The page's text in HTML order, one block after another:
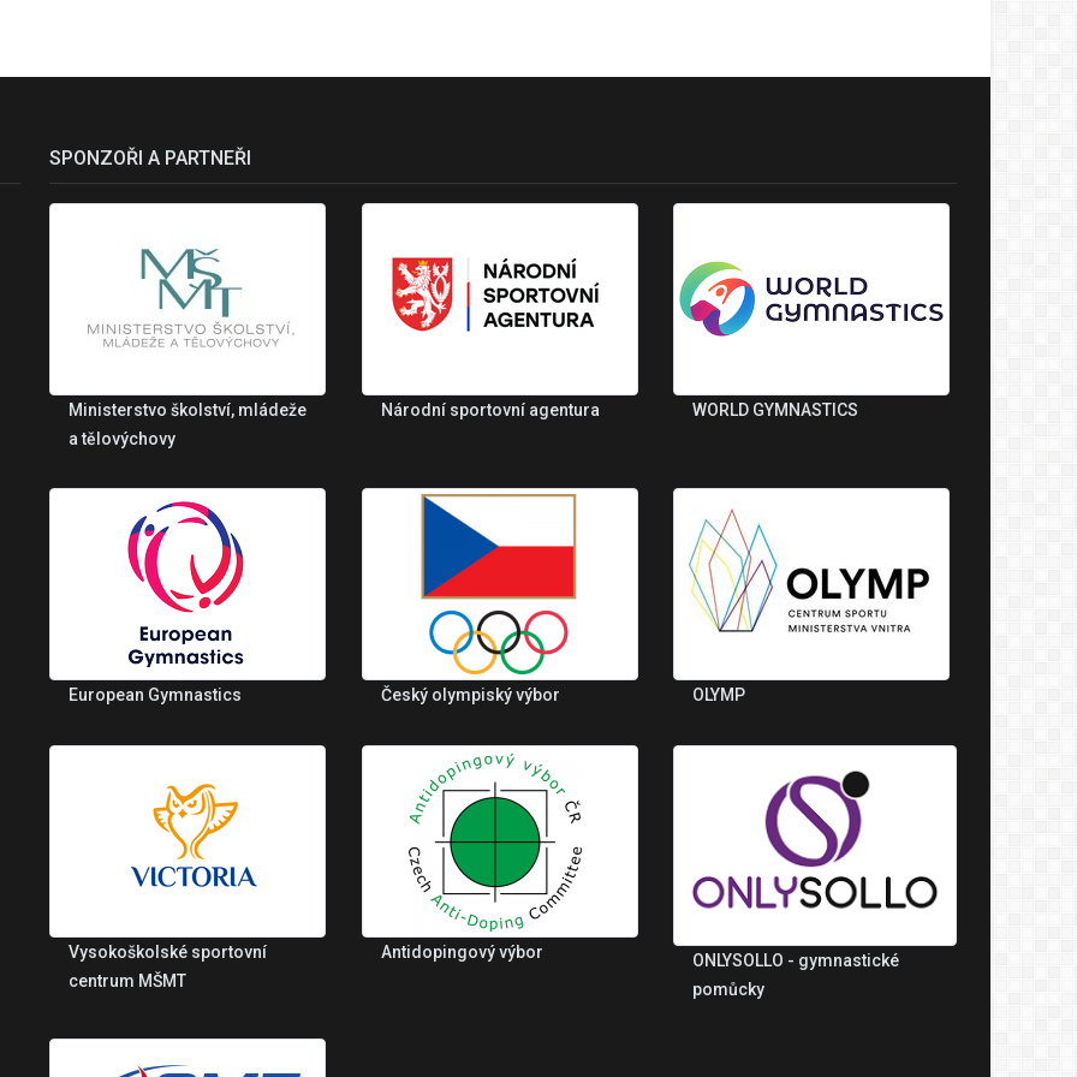
SPONZOŘI A PARTNEŘI
Ministerstvo školství, mládeže
a tělovýchovy
Národní sportovní agentura WORLD GYMNASTICS
European Gymnastics Český olympiský výbor OLYMP
Vysokoškolské sportovní
centrum MŠMT
Antidopingový výbor
ONLYSOLLO - gymnastické
pomůcky